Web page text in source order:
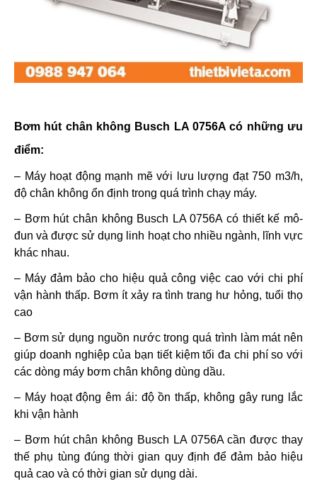
Bơm hút chân không Busch LA 0756A có những ưu
điểm:
– Máy hoạt động mạnh mẽ với lưu lượng đạt 750 m3/h,
độ chân không ổn định trong quá trình chạy máy.
– Bơm hút chân không Busch LA 0756A có thiết kế mô-
đun và được sử dụng linh hoạt cho nhiều ngành, lĩnh vực
khác nhau.
– Máy đảm bảo cho hiệu quả công việc cao với chi phí
vận hành thấp. Bơm ít xảy ra tình trang hư hỏng, tuổi thọ
cao
– Bơm sử dụng nguồn nước trong quá trình làm mát nên
giúp doanh nghiệp của bạn tiết kiệm tối đa chi phí so với
các dòng máy bơm chân không dùng dầu.
– Máy hoạt động êm ái: độ ồn thấp, không gây rung lắc
khi vận hành
– Bơm hút chân không Busch LA 0756A cần được thay
thế phụ tùng đúng thời gian quy định để đảm bảo hiệu
quả cao và có thời gian sử dụng dài.